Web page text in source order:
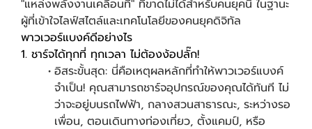
"แหล่งพลังงานเคลื่อนที่" ที่ขาดไม่ได้สำหรับคนยุคนี้ ในฐานะ
ผู้ที่เข้าใจไลฟ์สไตล์และเทคโนโลยีของคนยุคดิจิทัล
พาวเวอร์แบงค์ดีอย่างไร
1. ชาร์จได้ทุกที่ ทุกเวลา ไม่ต้องง้อปลั๊ก!
อิสระขั้นสุด: นี่คือเหตุผลหลักที่ทำให้พาวเวอร์แบงค์
จำเป็น! คุณสามารถชาร์จอุปกรณ์ของคุณได้ทันที ไม่
ว่าจะอยู่บนรถไฟฟ้า, กลางสวนสาธารณะ, ระหว่างรอ
เพื่อน, ตอนเดินทางท่องเที่ยว, ตั้งแคมป์, หรือ